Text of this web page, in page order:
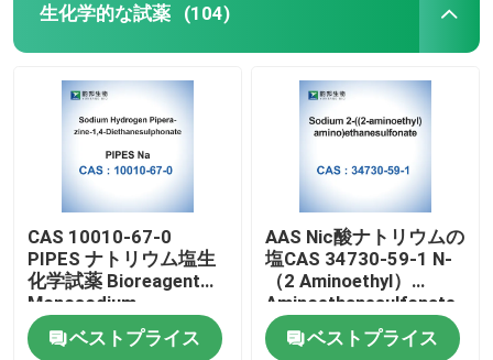
生化学的な試薬 (104)
CAS 10010-67-0
PIPES ナトリウム塩生
化学試薬 Bioreagent
Monosodium
ベストプライス
AAS Nic酸ナトリウムの
塩CAS 34730-59-1 N-
（2 Aminoethyl）
Aminoethanesulfonate
ベストプライス